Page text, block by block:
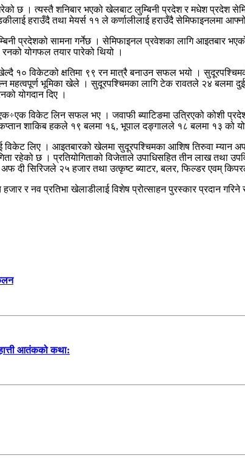
छ । त्यस्तै शनिबार भएको खेलबाट लुम्बिनी प्रदेश र मधेश
हराउँदै तथा मेयर्स ११ ले कर्णालीलाई हराउँदै सेमिफाइनलमा
प्रदेशको सामना गर्नेछ । सेमिफाइनल प्रवेशका लागि आइतबार
योगफल तयार पारेको थियो ।
१० विकेटको क्षतिमा ९९ रन मात्रै बनाउन सफल भयो ।
महत्वपूर्ण भूमिका खेले । सुदूरपश्चिमका लागि टेक रावतले २४
योगदान दिए ।
विकेट लिन सफल भए । जवाफी ब्याटिङमा उत्रिएको कोशी
शाकिब हकले १९ बलमा १६, भूपाल दङ्गालले १८ बलमा १३ को
लिए । आइतबारको खेलमा सुदूरपश्चिमका आशिष तिरुवा म्यान अफ
रहेको छ । प्रतियोगिताको विजेताले उपाधिसहित तीन लाख तथा
अफ दी सिरिजले २५ हजार तथा उत्कृष्ट ब्याटर, बलर, फिल्डर एवम्
र नव प्रतिभा खेलाडीलाई विशेष प्रोत्साहन पुरस्कार प्रदान गरिने
आतंकको कथा: